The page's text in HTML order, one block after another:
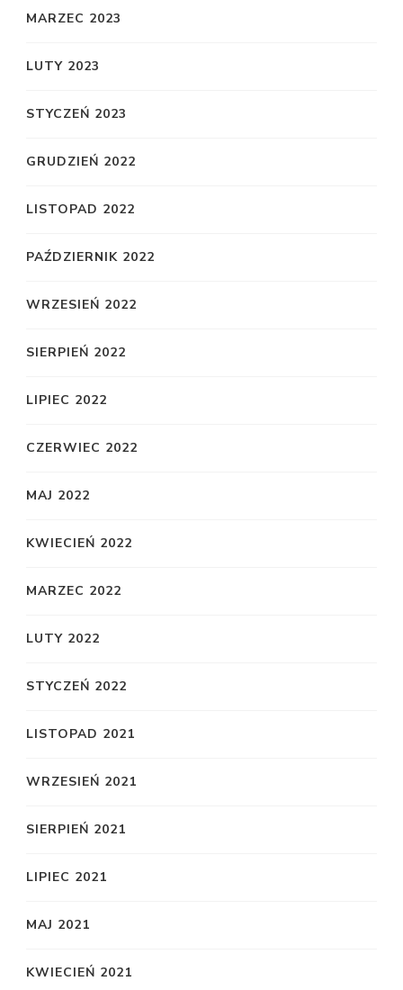
MARZEC 2023
LUTY 2023
STYCZEŃ 2023
GRUDZIEŃ 2022
LISTOPAD 2022
PAŹDZIERNIK 2022
WRZESIEŃ 2022
SIERPIEŃ 2022
LIPIEC 2022
CZERWIEC 2022
MAJ 2022
KWIECIEŃ 2022
MARZEC 2022
LUTY 2022
STYCZEŃ 2022
LISTOPAD 2021
WRZESIEŃ 2021
SIERPIEŃ 2021
LIPIEC 2021
MAJ 2021
KWIECIEŃ 2021